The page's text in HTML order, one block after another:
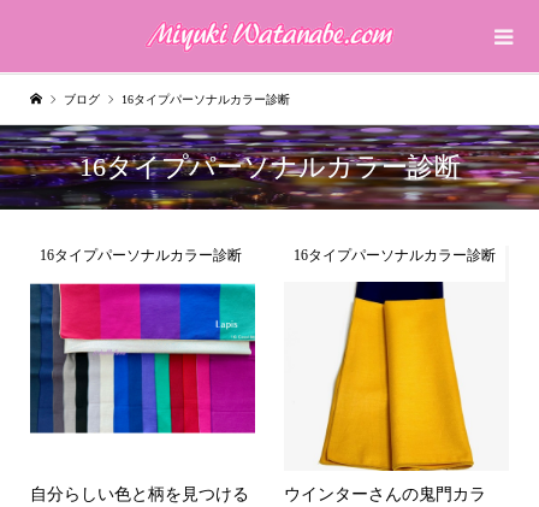
ブログ 16タイプパーソナルカラー診断
16タイプパーソナルカラー診断
16タイプパーソナルカラー診断
自分らしい色と柄を見つける
16タイプパーソナルカラー診断
ウインターさんの鬼門カラ